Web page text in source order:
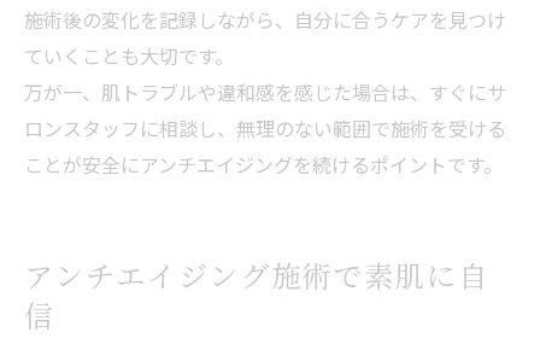
施術後の変化を記録しながら、自分に合うケアを見つけ
ていくことも大切です。
万が一、肌トラブルや違和感を感じた場合は、すぐにサ
ロンスタッフに相談し、無理のない範囲で施術を受ける
ことが安全にアンチエイジングを続けるポイントです。
アンチエイジング施術で素肌に自
信